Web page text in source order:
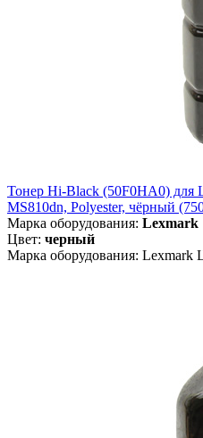
Тонер Hi-Black (50F0HA0) для
MS810dn, Polyester, чёрный
Марка оборудования: Lexmark
Цвет: черный
Марка оборудования: Lexmark